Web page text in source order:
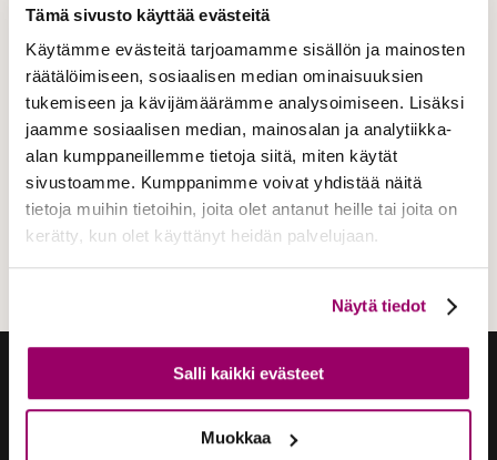
Tämä sivusto käyttää evästeitä
Käytämme evästeitä tarjoamamme sisällön ja mainosten
räätälöimiseen, sosiaalisen median ominaisuuksien
tukemiseen ja kävijämäärämme analysoimiseen. Lisäksi
jaamme sosiaalisen median, mainosalan ja analytiikka-
alan kumppaneillemme tietoja siitä, miten käytät
sivustoamme. Kumppanimme voivat yhdistää näitä
tietoja muihin tietoihin, joita olet antanut heille tai joita on
kerätty, kun olet käyttänyt heidän palvelujaan.
Näytä tiedot
Salli kaikki evästeet
Muokkaa
Pellavanauha vaalea
no 3 -arkku